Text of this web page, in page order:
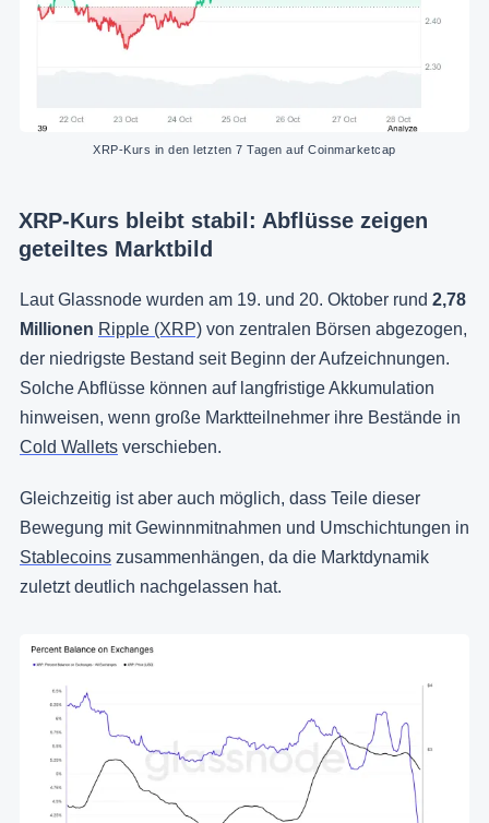
XRP-Kurs in den letzten 7 Tagen auf Coinmarketcap
XRP-Kurs bleibt stabil: Abflüsse zeigen
geteiltes Marktbild
Laut Glassnode wurden am 19. und 20. Oktober rund 2,78
Millionen Ripple (XRP) von zentralen Börsen abgezogen,
der niedrigste Bestand seit Beginn der Aufzeichnungen.
Solche Abflüsse können auf langfristige Akkumulation
hinweisen, wenn große Marktteilnehmer ihre Bestände in
Cold Wallets verschieben.
Gleichzeitig ist aber auch möglich, dass Teile dieser
Bewegung mit Gewinnmitnahmen und Umschichtungen in
Stablecoins zusammenhängen, da die Marktdynamik
zuletzt deutlich nachgelassen hat.